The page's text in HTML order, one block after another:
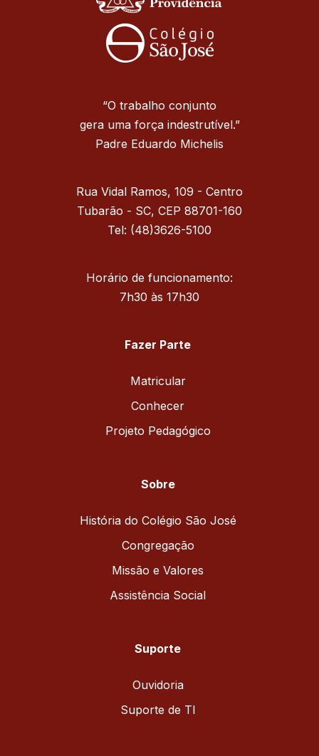
“O trabalho conjunto
gera uma força indestrutível.”
Padre Eduardo Michelis
Rua Vidal Ramos, 109 - Centro
Tubarão - SC, CEP 88701-160
Tel: (48)3626-5100
Horário de funcionamento:
7h30 às 17h30
Fazer Parte
Matricular
Conhecer
Projeto Pedagógico
Sobre
História do Colégio São José
Congregação
Missão e Valores
Assistência Social
Suporte
Ouvidoria
Suporte de TI